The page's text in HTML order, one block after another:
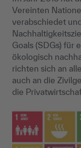
Vereinten
verabschiedet
Goals (SDGs) für
ökologisch
richten sich an
auch an die
die